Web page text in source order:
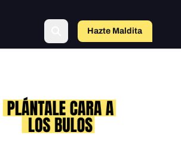
Hazte Maldito
a